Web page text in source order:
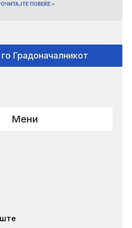
ПОВЕЌЕ »
Градоначалникот
Мени